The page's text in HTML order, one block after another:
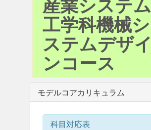
工学科機械シ
ステムデザイ
ンコース
モデルコアカリキュラム
科目対応表